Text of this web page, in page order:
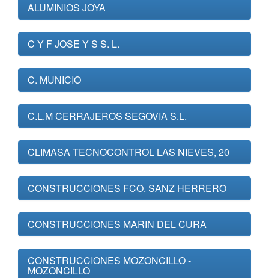
ALUMINIOS JOYA
C Y F JOSE Y S S. L.
C. MUNICIO
C.L.M CERRAJEROS SEGOVIA S.L.
CLIMASA TECNOCONTROL LAS NIEVES, 20
CONSTRUCCIONES FCO. SANZ HERRERO
CONSTRUCCIONES MARIN DEL CURA
CONSTRUCCIONES MOZONCILLO -
MOZONCILLO